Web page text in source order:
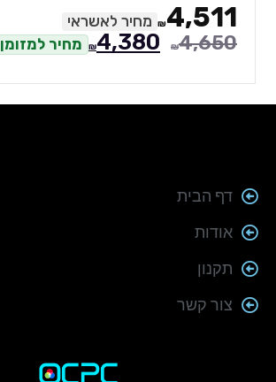
₪4,511 מחיר לאשראי
₪4,650
₪4,380 מחיר למזומן
דף הבית
אודות
תקנון
צור קשר